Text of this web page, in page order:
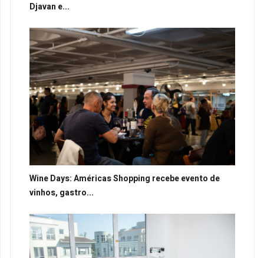
Djavan e...
Wine Days: Américas Shopping recebe evento de
vinhos, gastro...